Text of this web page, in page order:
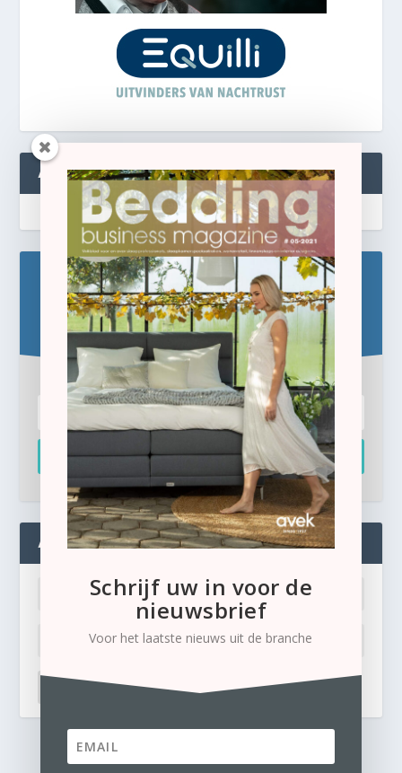
ABONNEREN
Blijf op de hoogte!
Schrijf u hier in voor de gratis e-newsletter.
Inschrijven
ADMIN
Ik ben mijn wachtwoord kwijt
Schrijf uw in voor de
nieuwsbrief
Voor het laatste nieuws uit de branche